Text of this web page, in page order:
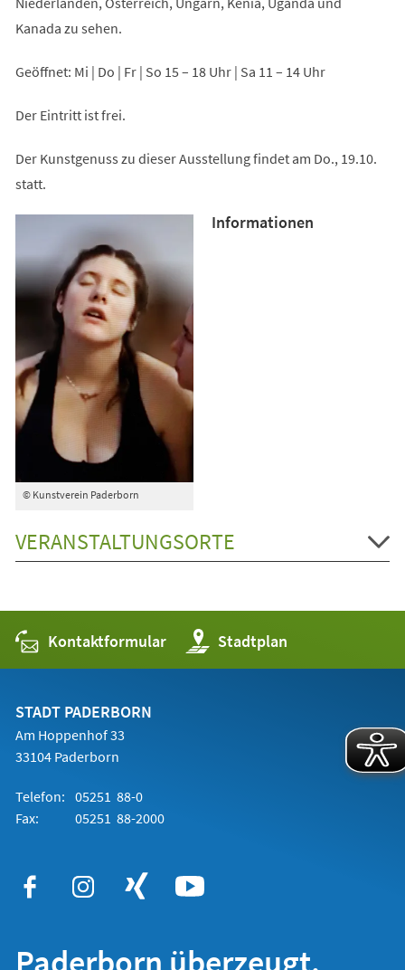
Kanada zu sehen.
Geöffnet: Mi | Do | Fr | So 15 – 18 Uhr | Sa 11 – 14 Uhr
Der Eintritt ist frei.
Der Kunstgenuss zu dieser Ausstellung findet am Do., 19.10.
statt.
© Kunstverein Paderborn
Informationen
VERANSTALTUNGSORTE
Kontaktformular Stadtplan
(Öffnet
in
einem
STADT PADERBORN
Am Hoppenhof 33
33104 Paderborn
Telefon: 05251 88-0
Fax:
05251 88-2000